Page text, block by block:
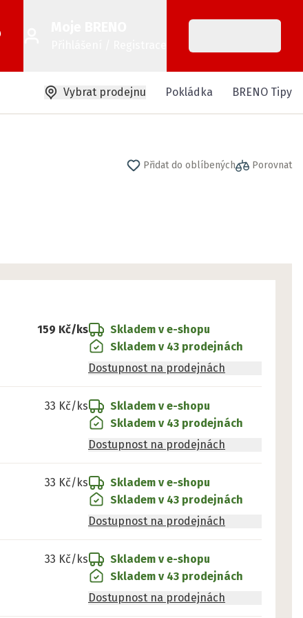
Vybrat prodejnu Pokládka BRENO Tipy
Přidat do oblíbených Porovnat
159 Kč/ks
Skladem v e-shopu
Skladem v 43 prodejnách
Dostupnost na prodejnách
33 Kč/ks
Skladem v e-shopu
Skladem v 43 prodejnách
Dostupnost na prodejnách
33 Kč/ks
Skladem v e-shopu
Skladem v 43 prodejnách
Dostupnost na prodejnách
33 Kč/ks
Skladem v e-shopu
Skladem v 43 prodejnách
Dostupnost na prodejnách